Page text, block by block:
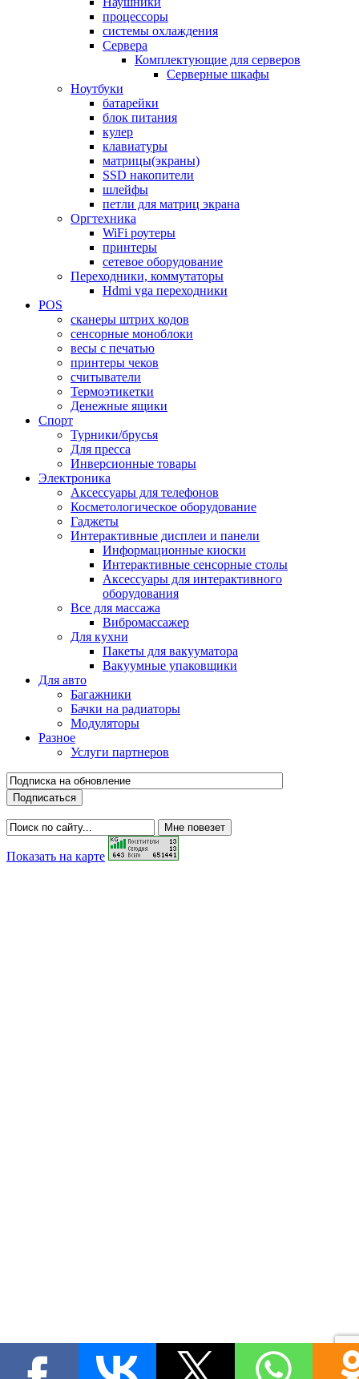
процессоры
системы охлаждения
Сервера
Комплектующие для серверов
Серверные шкафы
Ноутбуки
батарейки
блок питания
кулер
клавиатуры
матрицы(экраны)
SSD накопители
шлейфы
петли для матриц экрана
Оргтехника
WiFi роутеры
принтеры
сетевое оборудование
Переходники, коммутаторы
Hdmi vga переходники
POS
сканеры штрих кодов
сенсорные моноблоки
весы с печатью
принтеры чеков
считыватели
Термоэтикетки
Денежные ящики
Спорт
Турники/брусья
Для пресса
Инверсионные товары
Электроника
Аксессуары для телефонов
Косметологическое оборудование
Гаджеты
Интерактивные дисплеи и панели
Информационные киоски
Интерактивные сенсорные столы
Аксессуары для интерактивного
оборудования
Все для массажа
Вибромассажер
Для кухни
Пакеты для вакууматора
Вакуумные упаковщики
Для авто
Багажники
Бачки на радиаторы
Модуляторы
Разное
Услуги партнеров
Показать на карте